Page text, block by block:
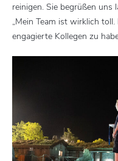
reinigen. Sie begrüßen uns
„Mein Team ist wirklich
engagierte Kollegen zu